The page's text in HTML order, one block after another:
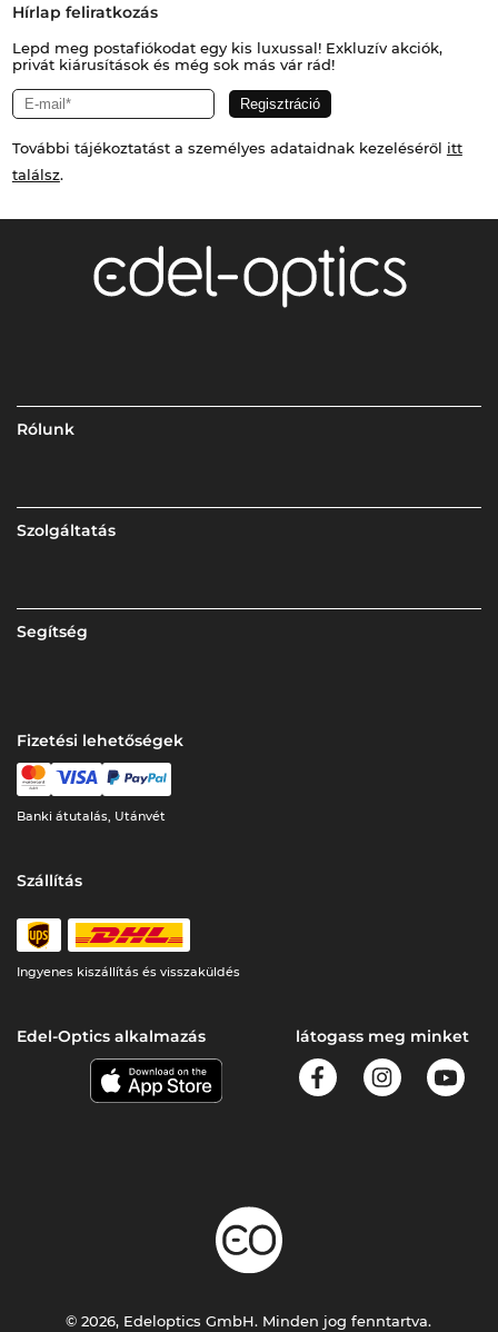
Hírlap feliratkozás
Lepd meg postafiókodat egy kis luxussal! Exkluzív akciók,
privát kiárusítások és még sok más vár rád!
További tájékoztatást a személyes adataidnak kezeléséről itt
találsz.
Rólunk
Szolgáltatás
Segítség
Fizetési lehetőségek
Banki átutalás, Utánvét
Szállítás
Ingyenes kiszállítás és visszaküldés
Edel-Optics alkalmazás látogass meg minket
© 2026, Edeloptics GmbH. Minden jog fenntartva.